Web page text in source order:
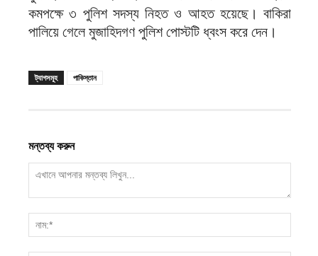
কমপক্ষে ৩ পুলিশ সদস্য নিহত ও আহত হয়েছে। বাকিরা
পালিয়ে গেলে মুজাহিদগণ পুলিশ পোস্টটি ধ্বংস করে দেন।
ট্যাগসমূহ পাকিস্তান
মন্তব্য করুন